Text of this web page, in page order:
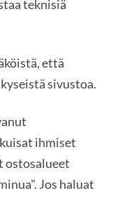
teknisiä
että
sivustoa.
ihmiset
ostosalueet
Jos haluat